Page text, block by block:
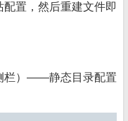
置，然后重建文件即
栏）——静态目录配置